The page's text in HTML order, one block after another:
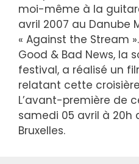
moi-même à la
avril 2007 au Danube
« Against the Stream ».
Good & Bad News, la
festival, a réalisé un
relatant cette
L’avant-première de
samedi 05 avril à 20h
Bruxelles.